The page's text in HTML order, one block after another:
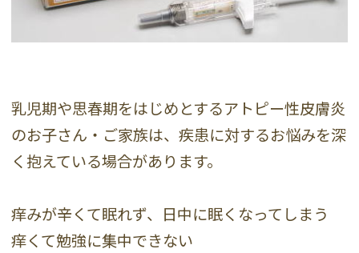
乳児期や思春期をはじめとするアトピー性皮膚炎
のお子さん・ご家族は、疾患に対するお悩みを深
く抱えている場合があります。
痒みが辛くて眠れず、日中に眠くなってしまう
痒くて勉強に集中できない